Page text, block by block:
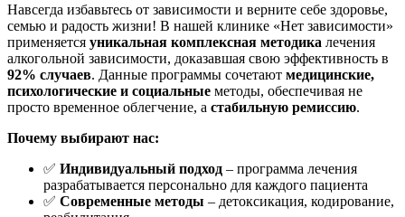
Навсегда избавьтесь от зависимости и верните себе здоровье,
семью и радость жизни! В нашей клинике «Нет зависимости»
применяется уникальная комплексная методика лечения
алкогольной зависимости, доказавшая свою эффективность в
92% случаев. Данные программы сочетают медицинские,
психологические и социальные методы, обеспечивая не
просто временное облегчение, а стабильную ремиссию.
Почему выбирают нас:
✅ Индивидуальный подход – программа лечения
разрабатывается персонально для каждого пациента
✅ Современные методы – детоксикация, кодирование,